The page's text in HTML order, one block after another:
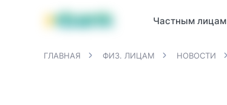
Продукты MBANK MJunior
Частным лицам
ГЛАВНАЯ ФИЗ. ЛИЦАМ НОВОСТИ